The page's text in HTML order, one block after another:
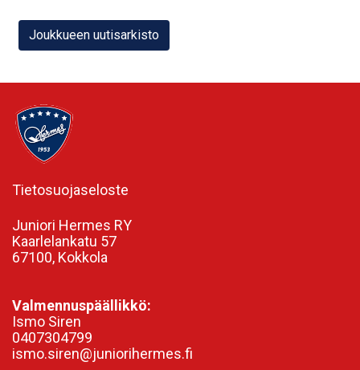
Joukkueen uutisarkisto
Tietosuojaseloste
Juniori Hermes RY
Kaarlelankatu 57
67100, Kokkola
Valmennuspäällikkö:
Ismo Siren
0407304799
ismo.siren@juniorihermes.fi